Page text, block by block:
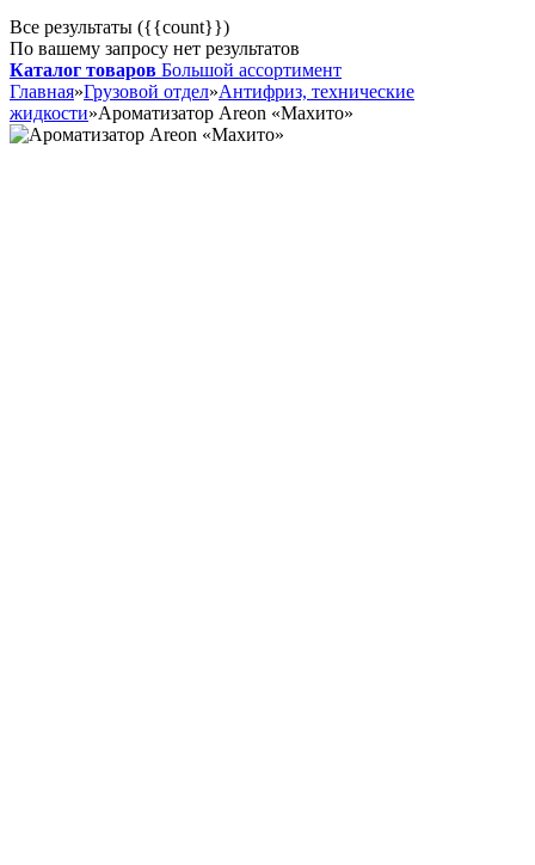
Все результаты ({{count}})
По вашему запросу нет результатов
Каталог товаров Большой ассортимент
Главная»Грузовой отдел»Антифриз, технические
жидкости»Ароматизатор Areon «Махито»